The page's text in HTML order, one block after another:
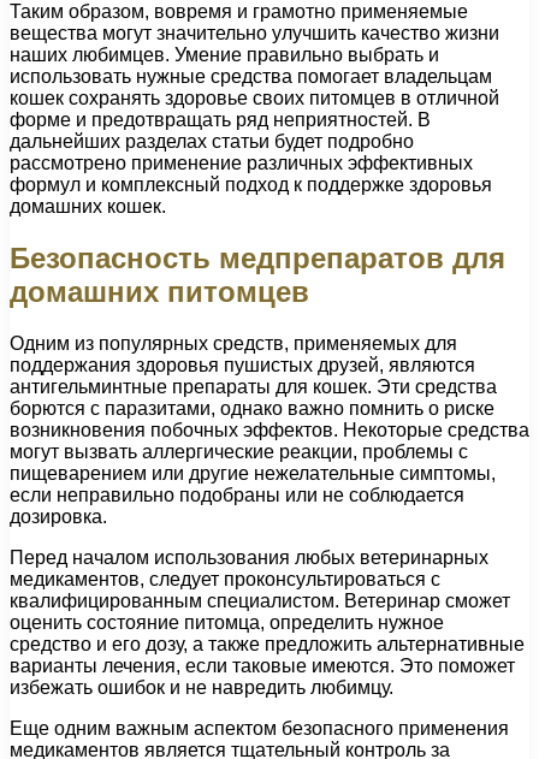
Таким образом, вовремя и грамотно применяемые
вещества могут значительно улучшить качество жизни
наших любимцев. Умение правильно выбрать и
использовать нужные средства помогает владельцам
кошек сохранять здоровье своих питомцев в отличной
форме и предотвращать ряд неприятностей. В
дальнейших разделах статьи будет подробно
рассмотрено применение различных эффективных
формул и комплексный подход к поддержке здоровья
домашних кошек.
Безопасность медпрепаратов для
домашних питомцев
Одним из популярных средств, применяемых для
поддержания здоровья пушистых друзей, являются
антигельминтные препараты для кошек. Эти средства
борются с паразитами, однако важно помнить о риске
возникновения побочных эффектов. Некоторые средства
могут вызвать аллергические реакции, проблемы с
пищеварением или другие нежелательные симптомы,
если неправильно подобраны или не соблюдается
дозировка.
Перед началом использования любых ветеринарных
медикаментов, следует проконсультироваться с
квалифицированным специалистом. Ветеринар сможет
оценить состояние питомца, определить нужное
средство и его дозу, а также предложить альтернативные
варианты лечения, если таковые имеются. Это поможет
избежать ошибок и не навредить любимцу.
Еще одним важным аспектом безопасного применения
медикаментов является тщательный контроль за